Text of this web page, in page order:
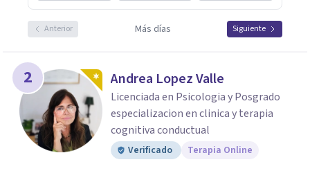
Anterior Más días Siguiente
2 Andrea Lopez Valle
Licenciada en Psicologia y Posgrado
especializacion en clinica y terapia
cognitiva conductual
Verificado Terapia Online